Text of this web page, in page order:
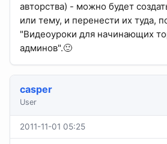
авторства) - можно будет
или тему, и перенести их туда,
"Видеоуроки для начинающих
админов".🙂
casper
User
2011-11-01 05:25